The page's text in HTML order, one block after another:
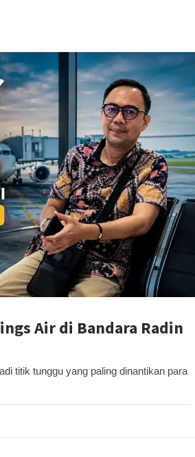
Air di Bandara Radin
titik tunggu yang paling dinantikan para